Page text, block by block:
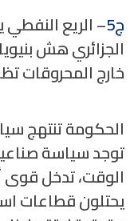
ج5– الريع
الجزائري هش
خارج المحروقات
الحكومة تنتهج
توجد سياسة
الوقت، تدخل قوى
يحتلون قطاعات